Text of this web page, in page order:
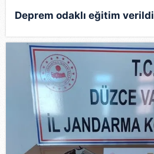
Deprem odaklı eğitim verildi